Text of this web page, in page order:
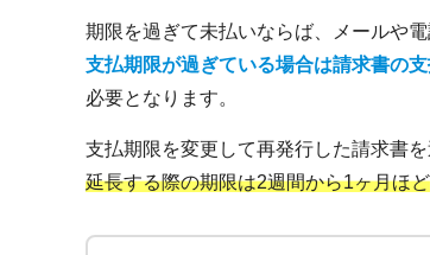
期限を過ぎて未払いならば、メールや
支払期限が過ぎている場合は請求書の
必要となります。
支払期限を変更して再発行した請求書
延長する際の期限は2週間から1ヶ月ほど